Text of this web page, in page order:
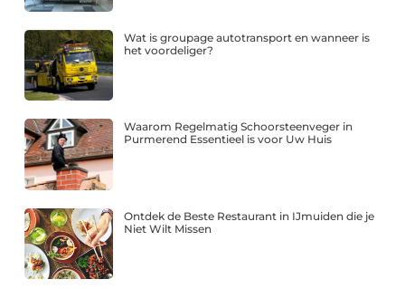
Wat is groupage autotransport en wanneer is
het voordeliger?
Waarom Regelmatig Schoorsteenveger in
Purmerend Essentieel is voor Uw Huis
Ontdek de Beste Restaurant in IJmuiden die je
Niet Wilt Missen